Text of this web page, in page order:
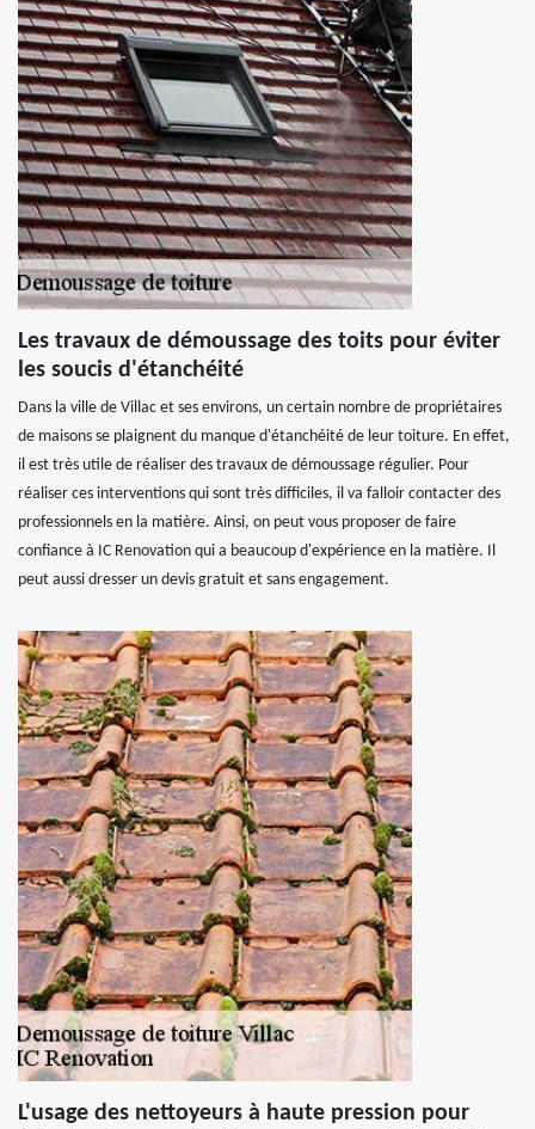
Les travaux de démoussage des toits pour éviter
les soucis d'étanchéité
Dans la ville de Villac et ses environs, un certain nombre de propriétaires
de maisons se plaignent du manque d'étanchéité de leur toiture. En effet,
il est très utile de réaliser des travaux de démoussage régulier. Pour
réaliser ces interventions qui sont très difficiles, il va falloir contacter des
professionnels en la matière. Ainsi, on peut vous proposer de faire
confiance à IC Renovation qui a beaucoup d'expérience en la matière. Il
peut aussi dresser un devis gratuit et sans engagement.
L'usage des nettoyeurs à haute pression pour